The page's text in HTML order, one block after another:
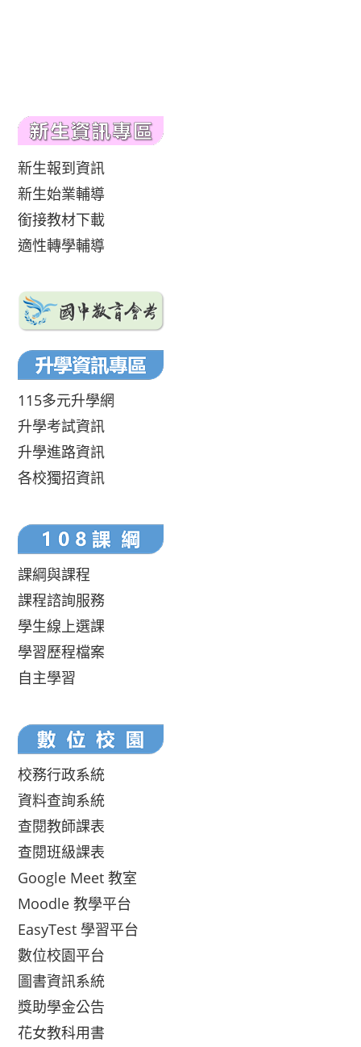
新生報到資訊
新生始業輔導
銜接教材下載
適性轉學輔導
115多元升學網
升學考試資訊
升學進路資訊
各校獨招資訊
課綱與課程
課程諮詢服務
學生線上選課
學習歷程檔案
自主學習
校務行政系統
資料查詢系統
查閱教師課表
查閱班級課表
Google Meet 教室
Moodle 教學平台
EasyTest 學習平台
數位校園平台
圖書資訊系統
獎助學金公告
花女教科用書